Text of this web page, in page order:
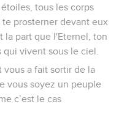
tous les corps
prosterner devant eux
la part que l'Eternel, ton
vivent sous le ciel.
vous a fait sortir de la
vous soyez un peuple
c’est le cas